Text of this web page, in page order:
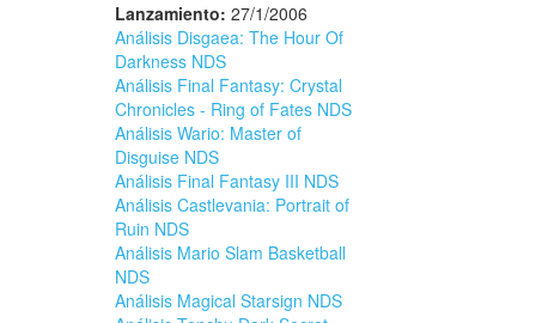
Lanzamiento: 27/1/2006
Análisis Disgaea: The Hour Of
Darkness NDS
Análisis Final Fantasy: Crystal
Chronicles - Ring of Fates NDS
Análisis Wario: Master of
Disguise NDS
Análisis Final Fantasy III NDS
Análisis Castlevania: Portrait of
Ruin NDS
Análisis Mario Slam Basketball
NDS
Análisis Magical Starsign NDS